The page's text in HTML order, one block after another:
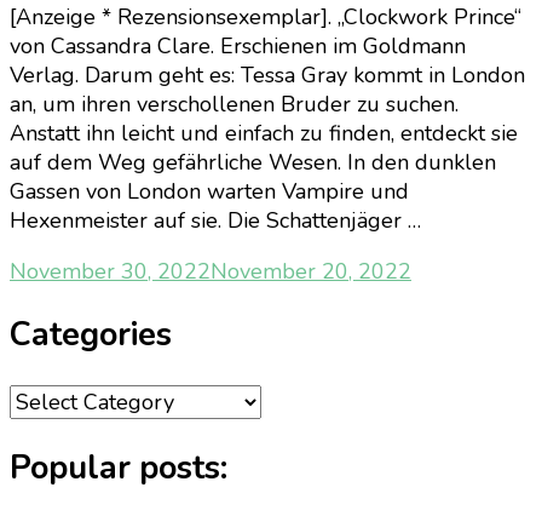
[Anzeige * Rezensionsexemplar]. „Clockwork Prince“
von Cassandra Clare. Erschienen im Goldmann
Verlag. Darum geht es: Tessa Gray kommt in London
an, um ihren verschollenen Bruder zu suchen.
Anstatt ihn leicht und einfach zu finden, entdeckt sie
auf dem Weg gefährliche Wesen. In den dunklen
Gassen von London warten Vampire und
Hexenmeister auf sie. Die Schattenjäger …
November 30, 2022November 20, 2022
Categories
Categories
Popular posts: